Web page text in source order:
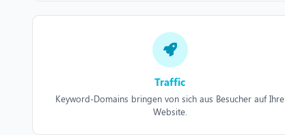
Traffic
Keyword-Domains bringen von sich aus Besucher auf Ihre
Website.